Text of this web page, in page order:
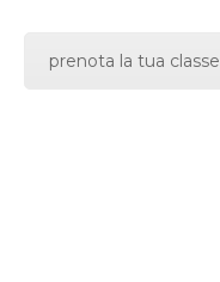
prenota la tua classe